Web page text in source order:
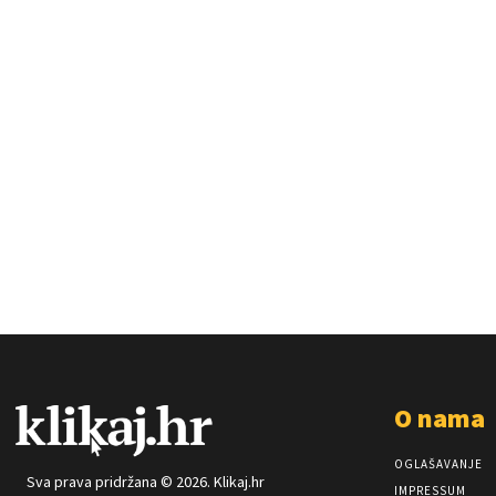
Sva prava pridržana © 2026. Klikaj.hr
O nama
OGLAŠAVANJE
IMPRESSUM